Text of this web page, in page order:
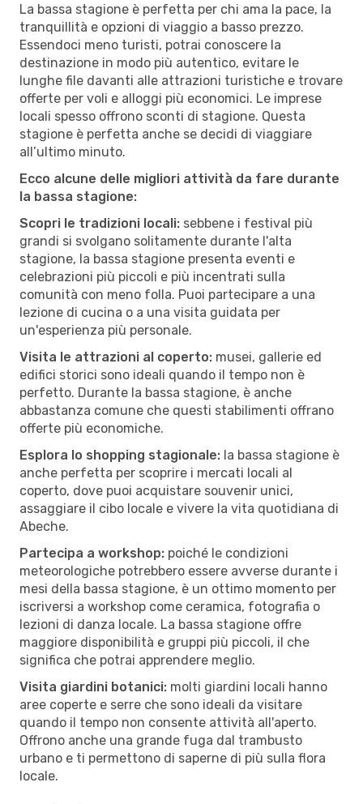
La bassa stagione è perfetta per chi ama la pace, la
tranquillità e opzioni di viaggio a basso prezzo.
Essendoci meno turisti, potrai conoscere la
destinazione in modo più autentico, evitare le
lunghe file davanti alle attrazioni turistiche e trovare
offerte per voli e alloggi più economici. Le imprese
locali spesso offrono sconti di stagione. Questa
stagione è perfetta anche se decidi di viaggiare
all’ultimo minuto.
Ecco alcune delle migliori attività da fare durante
la bassa stagione:
Scopri le tradizioni locali: sebbene i festival più
grandi si svolgano solitamente durante l'alta
stagione, la bassa stagione presenta eventi e
celebrazioni più piccoli e più incentrati sulla
comunità con meno folla. Puoi partecipare a una
lezione di cucina o a una visita guidata per
un'esperienza più personale.
Visita le attrazioni al coperto: musei, gallerie ed
edifici storici sono ideali quando il tempo non è
perfetto. Durante la bassa stagione, è anche
abbastanza comune che questi stabilimenti offrano
offerte più economiche.
Esplora lo shopping stagionale: la bassa stagione è
anche perfetta per scoprire i mercati locali al
coperto, dove puoi acquistare souvenir unici,
assaggiare il cibo locale e vivere la vita quotidiana di
Abeche.
Partecipa a workshop: poiché le condizioni
meteorologiche potrebbero essere avverse durante i
mesi della bassa stagione, è un ottimo momento per
iscriversi a workshop come ceramica, fotografia o
lezioni di danza locale. La bassa stagione offre
maggiore disponibilità e gruppi più piccoli, il che
significa che potrai apprendere meglio.
Visita giardini botanici: molti giardini locali hanno
aree coperte e serre che sono ideali da visitare
quando il tempo non consente attività all'aperto.
Offrono anche una grande fuga dal trambusto
urbano e ti permettono di saperne di più sulla flora
locale.